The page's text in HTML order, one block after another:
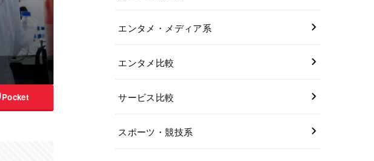
Pocket
エンタメ・メディア系
エンタメ比較
サービス比較
スポーツ・競技系